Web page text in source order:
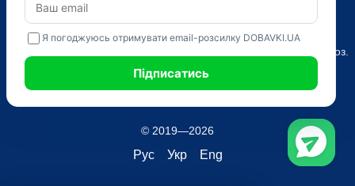
Приведенная на сайте dobavki.ua информация носит
исключительно ознакомительный характер. Не используйте
нашу информацию для диагностики и лечения. Только ваш
Лечащий врач может назначать препараты и составлять диагноз.
САМОЛЕЧЕНИЕ МОЖЕТ БЫТЬ ВРЕДНЫМ ДЛЯ ВАШЕГО
© 2019—2026
Рус Укр Eng